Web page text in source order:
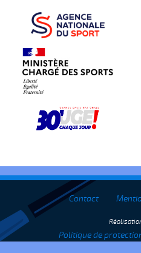
Contact
Politique de